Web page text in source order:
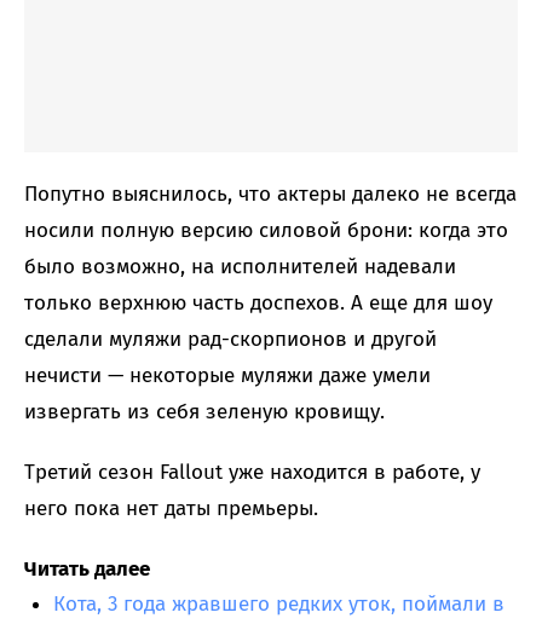
Попутно выяснилось, что актеры далеко не всегда
носили полную версию силовой брони: когда это
было возможно, на исполнителей надевали
только верхнюю часть доспехов. А еще для шоу
сделали муляжи рад-скорпионов и другой
нечисти — некоторые муляжи даже умели
извергать из себя зеленую кровищу.
Третий сезон Fallout уже находится в работе, у
него пока нет даты премьеры.
Читать далее
Кота, 3 года жравшего редких уток, поймали в